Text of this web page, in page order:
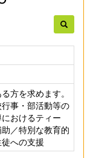
方を求めます。
事・部活動等の
おけるティー
／特別な教育的
への支援